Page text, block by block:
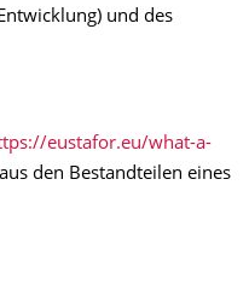
und des
eustafor.eu/what-a-
den Bestandteilen eines